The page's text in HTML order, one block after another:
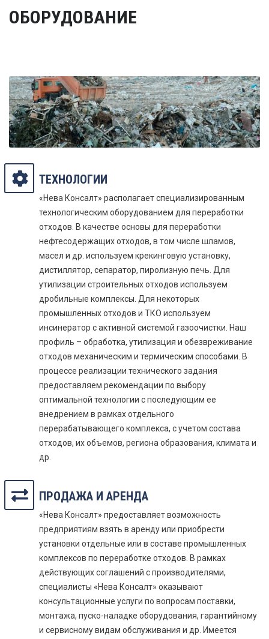
ТЕХНОЛОГИИ
«Нева Консалт» располагает специализированным
технологическим оборудованием для переработки
отходов. В качестве основы для переработки
нефтесодержащих отходов, в том числе шламов,
масел и др. используем крекинговую установку,
дистиллятор, сепаратор, пиролизную печь. Для
утилизации строительных отходов используем
дробильные комплексы. Для некоторых
промышленных отходов и ТКО используем
инсинератор с активной системой газоочистки. Наш
профиль – обработка, утилизация и обезвреживание
отходов механическим и термическим способами. В
процессе реализации технического задания
предоставляем рекомендации по выбору
оптимальной технологии с последующим ее
внедрением в рамках отдельного
перерабатывающего комплекса, с учетом состава
отходов, их объемов, региона образования, климата и
др.
ОБОРУДОВАНИЕ
ПРОДАЖА И АРЕНДА
«Нева Консалт» предоставляет возможность
предприятиям взять в аренду или приобрести
установки отдельные или в составе промышленных
комплексов по переработке отходов. В рамках
действующих соглашений с производителями,
специалисты «Нева Консалт» оказывают
консультационные услуги по вопросам поставки,
монтажа, пуско-наладке оборудования, гарантийному
и сервисному видам обслуживания и др. Имеется